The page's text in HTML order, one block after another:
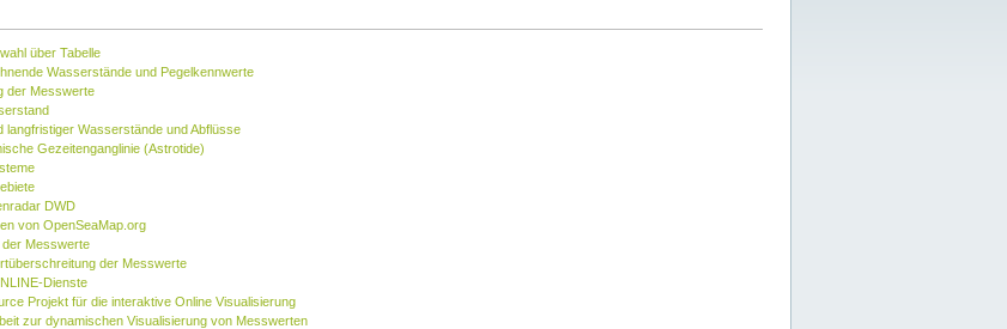
über Tabelle
Wasserstände und Pegelkennwerte
der Messwerte
langfristiger Wasserstände und Abflüsse
Gezeitenganglinie (Astrotide)
DWD
von OpenSeaMap.org
der Messwerte
der Messwerte
Dienste
Projekt für die interaktive Online Visualisierung
zur dynamischen Visualisierung von Messwerten